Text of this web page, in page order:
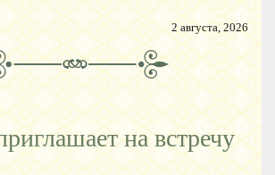
2 августа, 2026
на встречу